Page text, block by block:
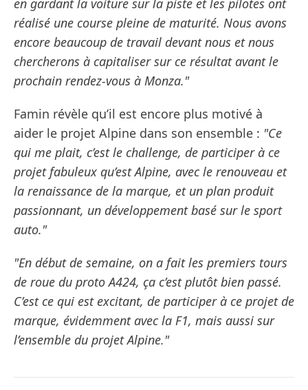
en gardant la voiture sur la piste et les pilotes ont
réalisé une course pleine de maturité. Nous avons
encore beaucoup de travail devant nous et nous
chercherons à capitaliser sur ce résultat avant le
prochain rendez-vous à Monza."
Famin révèle qu’il est encore plus motivé à
aider le projet Alpine dans son ensemble : "Ce
qui me plait, c’est le challenge, de participer à ce
projet fabuleux qu’est Alpine, avec le renouveau et
la renaissance de la marque, et un plan produit
passionnant, un développement basé sur le sport
auto."
"En début de semaine, on a fait les premiers tours
de roue du proto A424, ça c’est plutôt bien passé.
C’est ce qui est excitant, de participer à ce projet de
marque, évidemment avec la F1, mais aussi sur
l’ensemble du projet Alpine."